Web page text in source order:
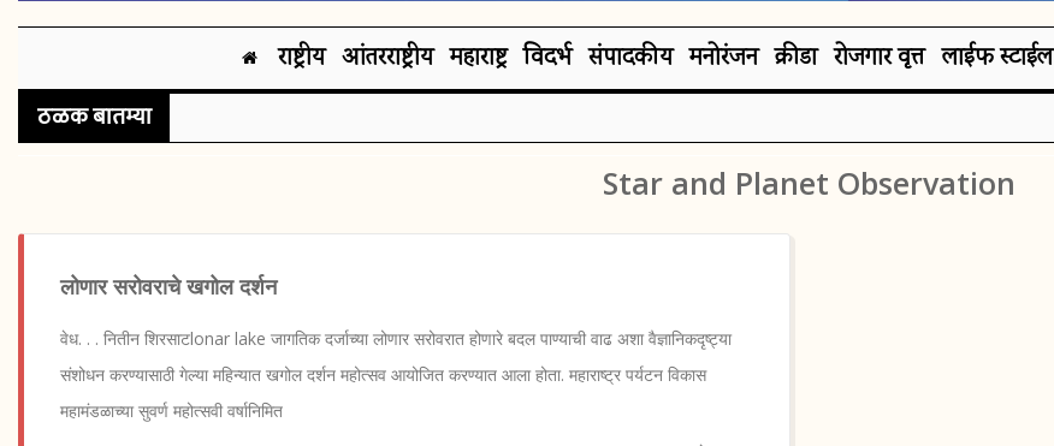
राष्ट्रीय आंतरराष्ट्रीय महाराष्ट्र विदर्भ संपादकीय मनोरंजन क्रीडा रोजगार वृत्त लाईफ स्टाईल
ठळक बातम्या
Star and Planet Observation
लोणार सरोवराचे खगोल दर्शन
वेध. . . नितीन शिरसाटlonar lake जागतिक दर्जाच्या लोणार सरोवरात होणारे बदल पाण्याची वाढ अशा वैज्ञानिकदृष्ट्या
संशोधन करण्यासाठी गेल्या महिन्यात खगोल दर्शन महोत्सव आयोजित करण्यात आला होता. महाराष्ट्र पर्यटन विकास
महामंडळाच्या सुवर्ण महोत्सवी वर्षानिमित